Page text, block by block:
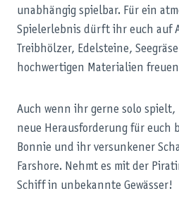
unabhängig spielbar. Für ein
Spielerlebnis dürft ihr euch auf
Treibhölzer, Edelsteine,
hochwertigen Materialien
Auch wenn ihr gerne solo
neue Herausforderung für euch
Bonnie und ihr versunkener
Farshore. Nehmt es mit der
Schiff in unbekannte Gewässer!